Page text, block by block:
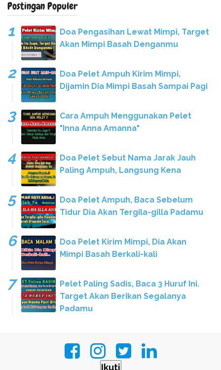
Postingan Populer
Doa Pengasihan Lewat Mimpi, Target
Akan Mimpi Basah Denganmu
Doa Pelet Ampuh Kirim Mimpi,
Dijamin Dia Mimpi Basah Sampai Pagi
Cara Ampuh Menggunakan Pelet
"Inna Anna Amanna"
Doa Pelet Sebut Nama Jarak Jauh
Paling Ampuh, Langsung Kena
Doa Pelet Ampuh, Baca Sebelum
Tidur Dia Akan Tergila-gilla Padamu
Doa Pelet Kirim Mimpi, Dia Akan
Mimpi Basah Berkali-kali
Pelet Paling Sadis, Baca 3 Huruf Ini.
Target Akan Berikan Segalanya
Padamu
Ikuti